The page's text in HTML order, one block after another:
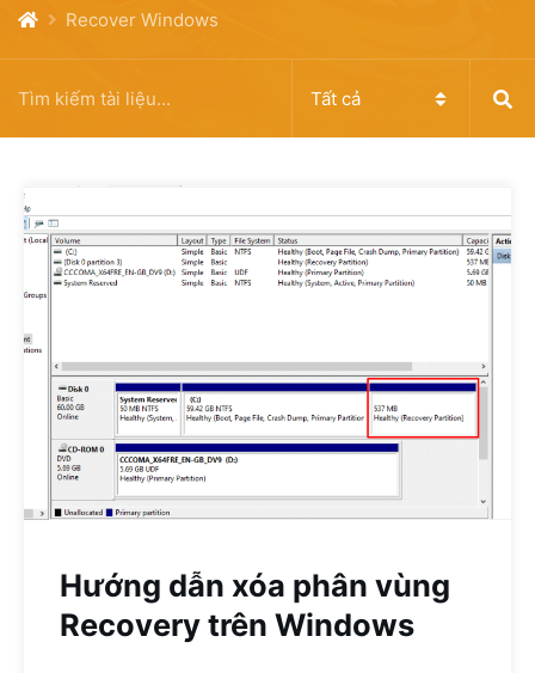
Recover Windows
Hướng dẫn xóa phân vùng
Recovery trên Windows